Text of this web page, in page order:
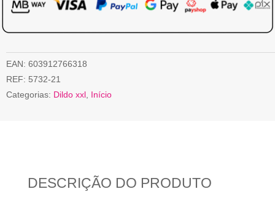
EAN: 603912766318
REF: 5732-21
Categorias: Dildo xxl Início
DESCRIÇÃO DO PRODUTO